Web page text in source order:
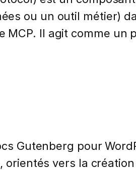
ou un outil métier)
MCP. Il agit comme
Gutenberg pour
vers la